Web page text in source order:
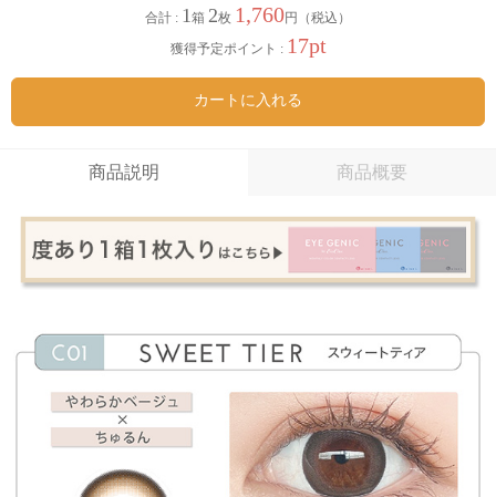
合計 : 1 箱 2枚 1,760円（税込）
獲得予定ポイント : 17pt
カートに入れる
商品説明 商品概要